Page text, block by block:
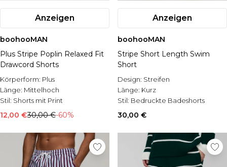
Anzeigen
boohooMAN
Plus Stripe Poplin Relaxed Fit
Drawcord Shorts
Körperform: Plus
Länge: Mittelhoch
Stil: Shorts mit Print
12,00 €30,00 €-60%
Anzeigen
boohooMAN
Stripe Short Length Swim
Short
Design: Streifen
Länge: Kurz
Stil: Bedruckte Badeshorts
30,00 €